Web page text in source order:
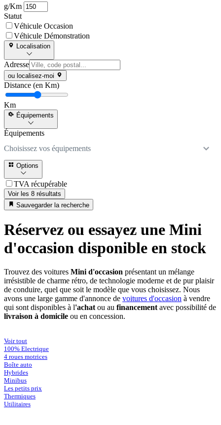
g/Km
Statut
Véhicule Occasion
Véhicule Démonstration
Localisation
Adresse
ou localisez-moi
Distance (en Km)
Km
Équipements
Équipements
Choisissez vos équipements
Options
TVA récupérable
Voir les 8 résultats
Sauvegarder la recherche
Réservez ou essayez une Mini
d'occasion disponible en stock
Trouvez des voitures Mini d'occasion présentant un mélange
irrésistible de charme rétro, de technologie moderne et de pur plaisir
de conduire, quel que soit le modèle que vous choisissez. Nous
avons une large gamme d'annonce de voitures d'occasion à vendre
qui sont disponibles à l'achatou au financementavec possibilité de
livraison à domicile ou en concession.
Voir tout
100% Electrique
4 roues motrices
Boîte auto
Hybrides
Minibus
Les petits prix
Thermiques
Utilitaires